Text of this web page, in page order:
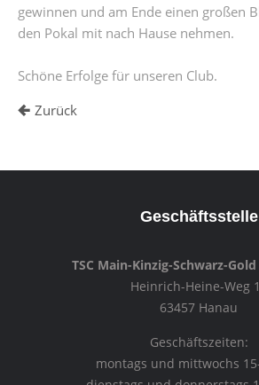
gewinnen und am Ende einen großen
den Pokal mit nach Hause nehmen.
Schöne Erfolge für unseren Club.
Zurück
Geschäftsstelle
TSC Main-Kinzig-Schwarz-
Heinrich-Heine-Weg
63457 Hanau
Geschäftszeiten:
montags und mittwochs